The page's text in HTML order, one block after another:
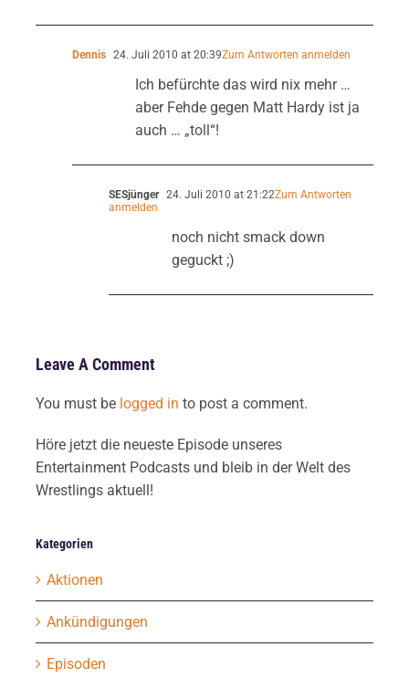
Dennis 24. Juli 2010 at 20:39Zum Antworten anmelden
Ich befürchte das wird nix mehr …
aber Fehde gegen Matt Hardy ist ja
auch … „toll“!
SESjünger 24. Juli 2010 at 21:22Zum Antworten
anmelden
noch nicht smack down
geguckt ;)
Leave A Comment
You must be logged in to post a comment.
Höre jetzt die neueste Episode unseres
Entertainment Podcasts und bleib in der Welt des
Wrestlings aktuell!
Kategorien
Aktionen
Ankündigungen
Episoden